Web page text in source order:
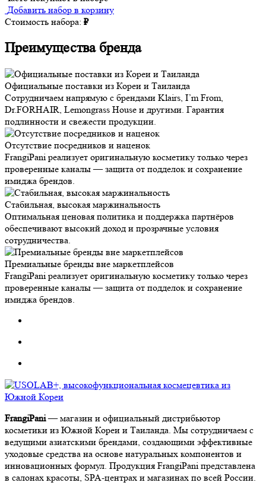
Добавить набор в корзину
Стоимость набора: ₽
Преимущества бренда
Официальные поставки из Кореи и Таиланда
Сотрудничаем напрямую с брендами Klairs, I’m From,
Dr.FORHAIR, Lemongrass House и другими. Гарантия
подлинности и свежести продукции.
Отсутствие посредников и наценок
FrangiPani реализует оригинальную косметику только через
проверенные каналы — защита от подделок и сохранение
имиджа брендов.
Стабильная, высокая маржинальность
Оптимальная ценовая политика и поддержка партнёров
обеспечивают высокий доход и прозрачные условия
сотрудничества.
Премиальные бренды вне маркетплейсов
FrangiPani реализует оригинальную косметику только через
проверенные каналы — защита от подделок и сохранение
имиджа брендов.
FrangiPani— магазин и официальный дистрибьютор
косметики из Южной Кореи и Таиланда. Мы сотрудничаем с
ведущими азиатскими брендами, создающими эффективные
уходовые средства на основе натуральных компонентов и
инновационных формул. Продукция FrangiPani представлена
в салонах красоты, SPA-центрах и магазинах по всей России.